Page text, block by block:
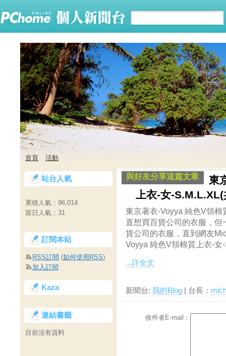
首頁 活動
與好友分享這篇文章
東
上衣-女-S.M.L.XL(
東京著衣-Voyya 純色V領
直想買百貨公司的衣服，
貨公司的衣服，直到網友
Voyya 純色V領棉質上衣-女
...詳全文
新聞台: 我的Blog | 台長：
收件者E-mail：
站台人氣
累積人氣： 96,014
當日人氣： 31
訂閱本站
RSS訂閱 (如何使用RSS)
加入訂閱
Kaza
連結書籤
目前沒有資料